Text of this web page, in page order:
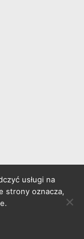
usługi na
strony oznacza,